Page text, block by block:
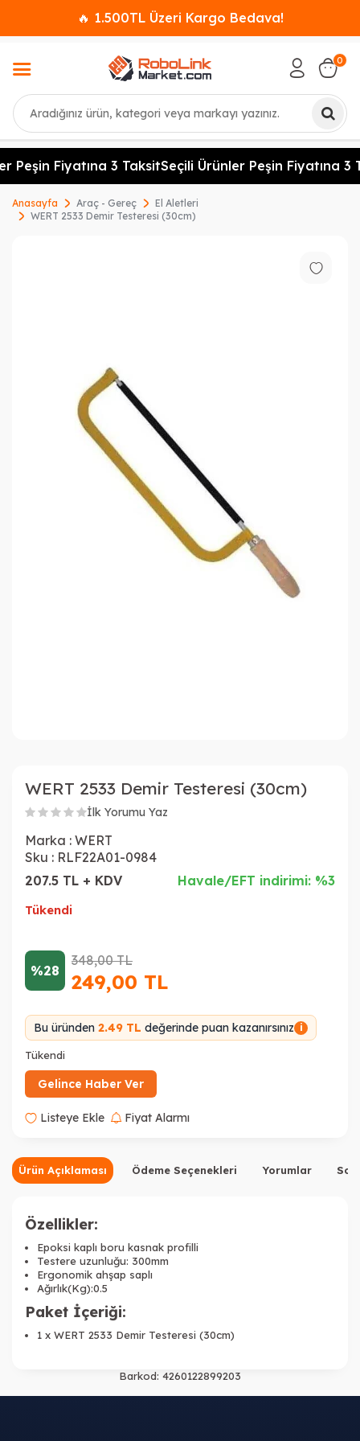
🔥 1.500TL Üzeri Kargo Bedava!
Ara
0
Peşin Fiyatına 3 TaksitSeçili Ürünler Peşin Fiyatına 3
Anasayfa Araç - Gereç
El Aletleri
WERT 2533 Demir Testeresi (30cm)
WERT 2533 Demir Testeresi (30cm)
İlk Yorumu Yaz
Marka : WERT
Sku : RLF22A01-0984
207.5 TL + KDV
Havale/EFT indirimi: %3
Tükendi
%28
348,00TL
249,00 TL
Bu üründen 2.49 TL değerinde puan kazanırsınız i
Tükendi
Gelince Haber Ver
Listeye Ekle Fiyat Alarmı
Ürün Açıklaması Ödeme Seçenekleri Yorumlar
Özellikler:
Epoksi kaplı boru kasnak profilli
Testere uzunluğu: 300mm
Ergonomik ahşap saplı
Ağırlık(Kg):0.5
Paket İçeriği:
1 x WERT 2533 Demir Testeresi (30cm)
Barkod: 4260122899203